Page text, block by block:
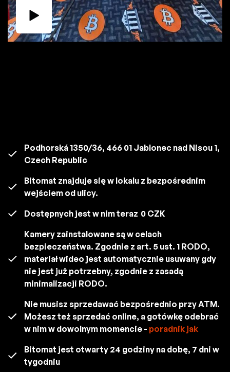
Podhorská 1350/36, 466 01 Jablonec nad Nisou 1,
Czech Republic
Bitomat znajduje się w lokalu z bezpośrednim
wejściem od ulicy.
Dostępnych jest w nim teraz 0 CZK
Kamery zainstalowane są w celach
bezpieczeństwa. Zgodnie z art. 5 ust. 1 RODO,
materiał wideo jest automatycznie usuwany gdy
nie jest już potrzebny, zgodnie z zasadą
minimalizacji RODO.
Nie musisz sprzedawać bezpośrednio przy ATM.
Możesz też sprzedać online, a gotówkę odebrać
w nim w dowolnym momencie - poradnik jak
Bitomat jest otwarty 24 godziny na dobę, 7 dni w
tygodniu